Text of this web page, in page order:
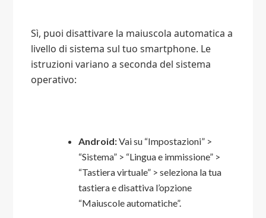
Sì, puoi disattivare la maiuscola automatica a
livello di sistema sul tuo smartphone. Le
istruzioni variano a seconda del sistema
operativo:
Android:Vai su “Impostazioni” >
“Sistema” > “Lingua e immissione” >
“Tastiera virtuale” > seleziona la tua
tastiera e disattiva l’opzione
“Maiuscole automatiche”.